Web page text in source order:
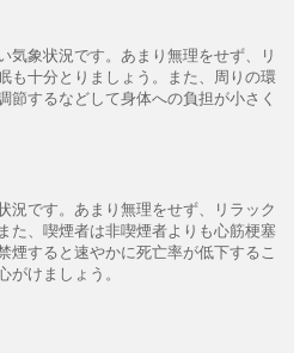
気象状況です。あまり無理をせず、リ
も十分とりましょう。また、周りの環
節するなどして身体への負担が小さく
況です。あまり無理をせず、リラック
た、喫煙者は非喫煙者よりも心筋梗塞
煙すると速やかに死亡率が低下するこ
がけましょう。